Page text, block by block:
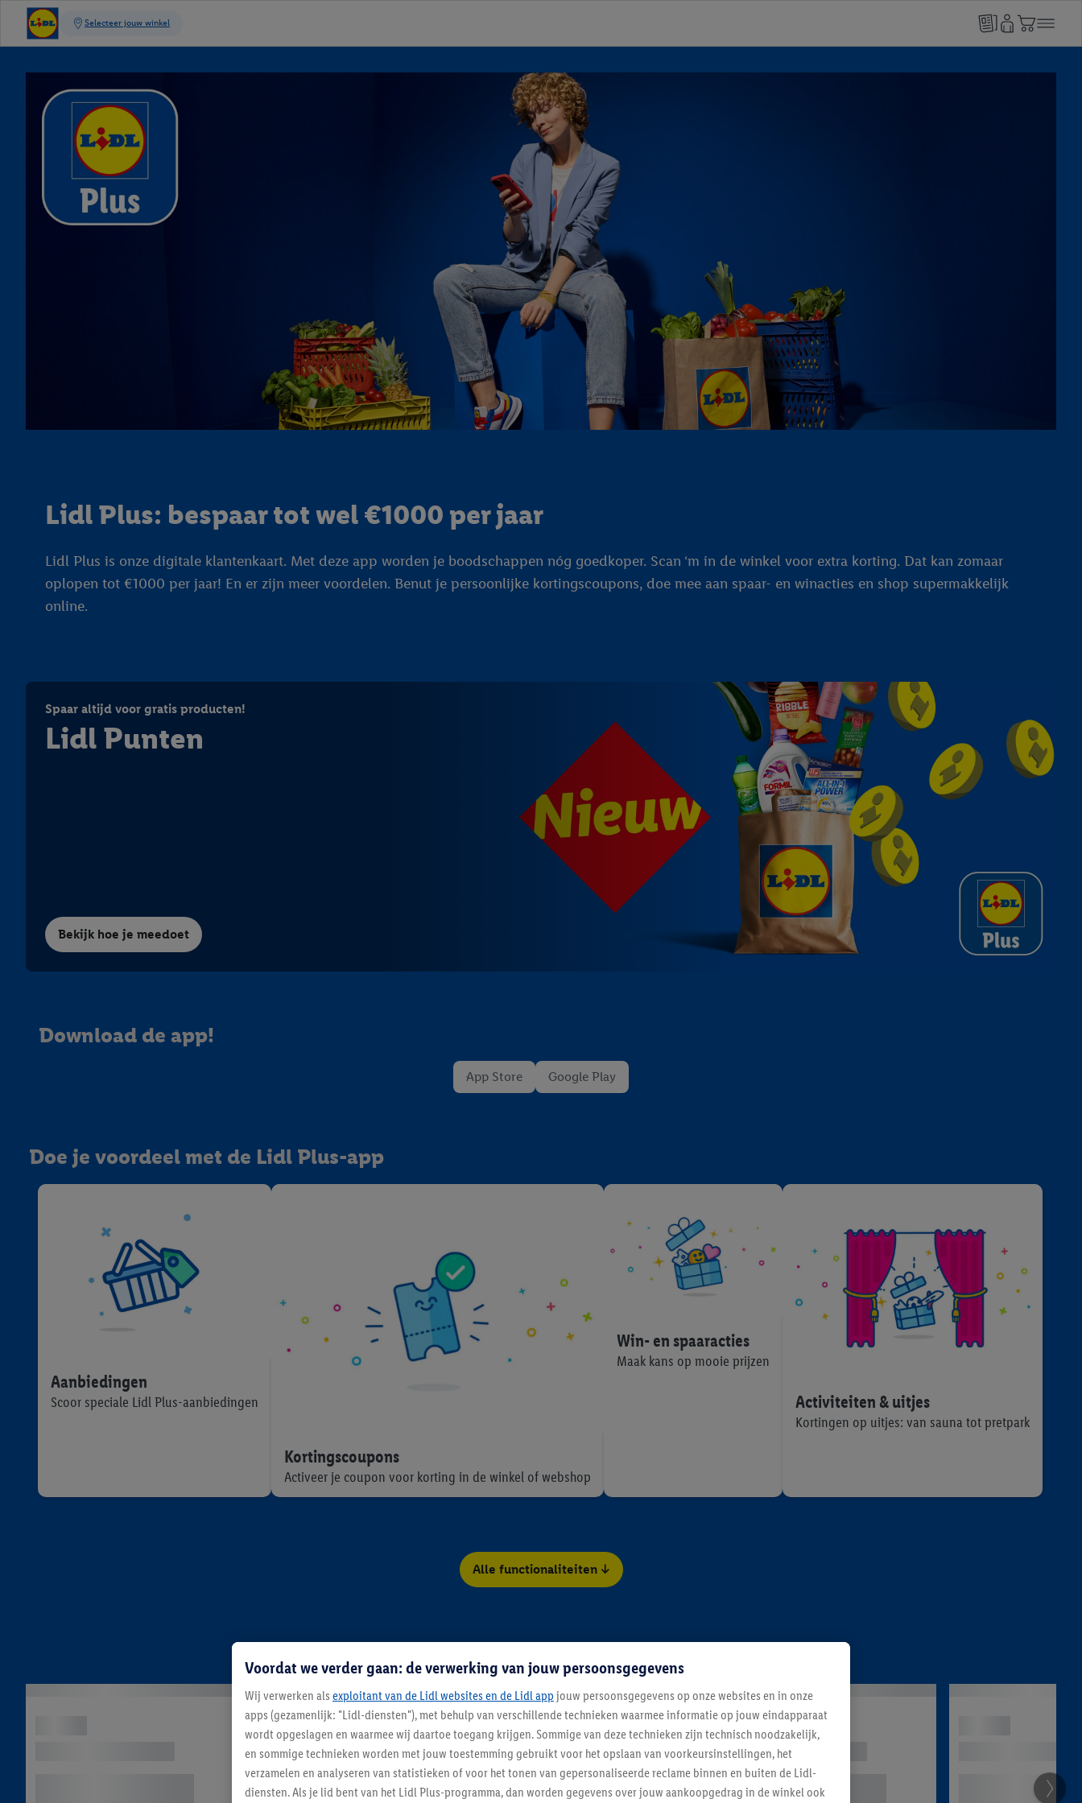
Lidl Plus: bespaar tot wel €1000 per jaar
Lidl Plus is onze digitale klantenkaart. Met deze app worden je boodschappen nóg goedkoper. Scan ‘m in de winkel voor extra korting. Dat kan zomaar
oplopen tot €1000 per jaar! En er zijn meer voordelen. Benut je persoonlijke kortingscoupons, doe mee aan spaar- en winacties en shop supermakkelijk
online.
Spaar altijd voor gratis producten!
Lidl Punten
Bekijk hoe je meedoet
Download de app!
App Store Google Play
Doe je voordeel met de Lidl Plus-app
Aanbiedingen
Scoor speciale Lidl Plus-aanbiedingen
Kortingscoupons
Activeer je coupon voor korting in de winkel of webshop
Win- en spaaracties
Maak kans op mooie prijzen
Activiteiten & uitjes
Kortingen op uitjes: van sauna tot pretpark
Alle functionaliteiten ↓
Voordat we verder gaan: de verwerking van jouw persoonsgegevens
Wij verwerken als exploitant van de Lidl websites en de Lidl app jouw persoonsgegevens op onze websites en in onze
apps (gezamenlijk: "Lidl-diensten"), met behulp van verschillende technieken waarmee informatie op jouw eindapparaat
wordt opgeslagen en waarmee wij daartoe toegang krijgen. Sommige van deze technieken zijn technisch noodzakelijk,
en sommige technieken worden met jouw toestemming gebruikt voor het opslaan van voorkeursinstellingen, het
verzamelen en analyseren van statistieken of voor het tonen van gepersonaliseerde reclame binnen en buiten de Lidl-
diensten. Als je lid bent van het Lidl Plus-programma, dan worden gegevens over jouw aankoopgedrag in de winkel ook